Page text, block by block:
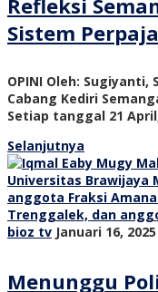
Refleksi
Sistem
OPINI Oleh: Sugiyanti,
Cabang Kediri
Setiap tanggal 21
Selanjutnya
bioz tv Januari 16, 2025
Menunggu